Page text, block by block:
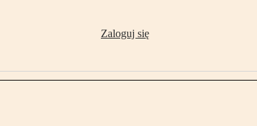
Zaloguj się